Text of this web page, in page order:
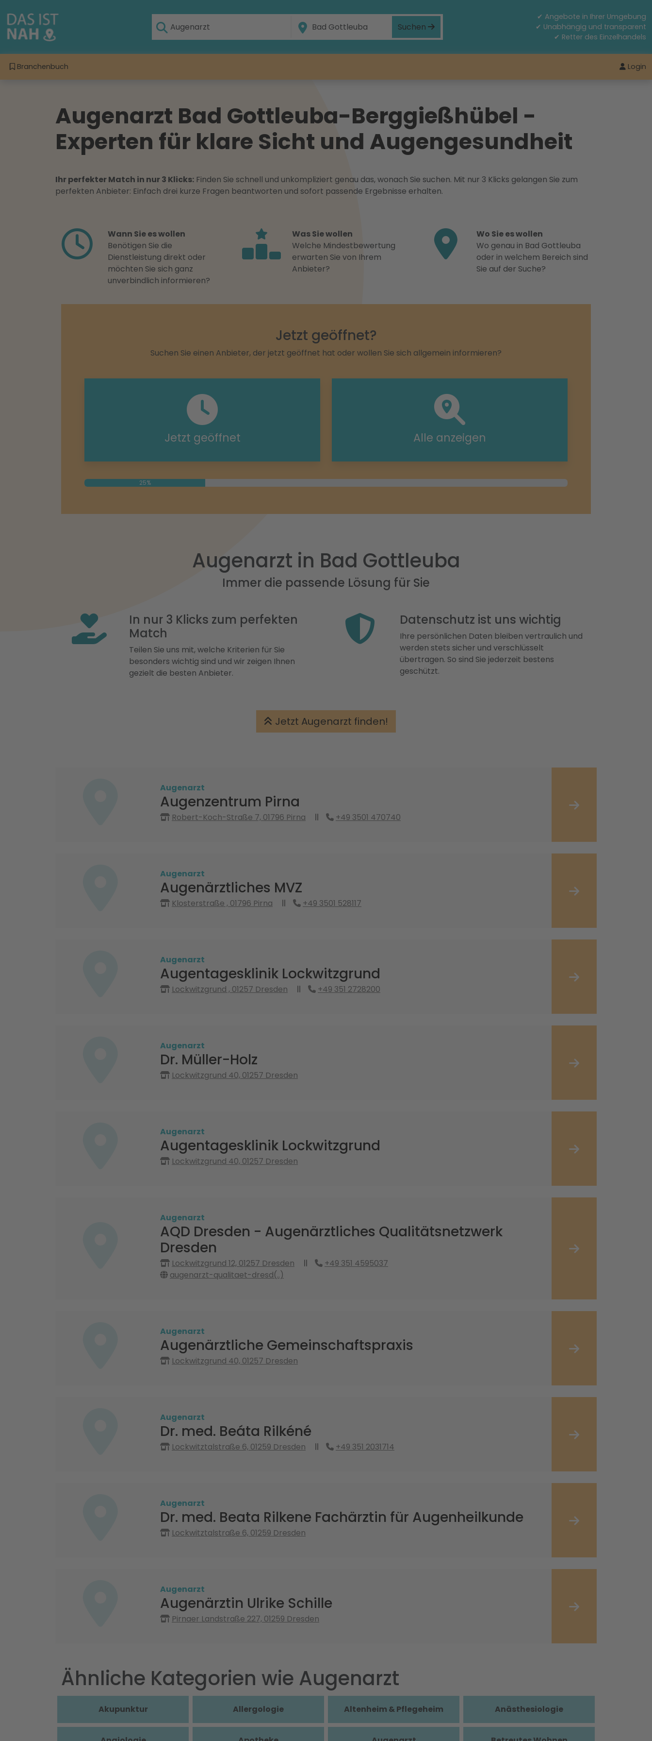
Suchen
✔ Angebote in Ihrer Umgebung
✔ Unabhängig und transparent
✔ Retter des Einzelhandels
Branchenbuch Login
Augenarzt Bad Gottleuba-Berggießhübel -
Experten für klare Sicht und Augengesundheit
Ihr perfekter Match in nur 3 Klicks: Finden Sie schnell und unkompliziert genau das, wonach Sie suchen. Mit nur 3 Klicks gelangen Sie zum
perfekten Anbieter: Einfach drei kurze Fragen beantworten und sofort passende Ergebnisse erhalten.
Wann Sie es wollen
Benötigen Sie die
Dienstleistung direkt oder
möchten Sie sich ganz
unverbindlich informieren?
Was Sie wollen
Welche Mindestbewertung
erwarten Sie von Ihrem
Anbieter?
Wo Sie es wollen
Wo genau in Bad Gottleuba
oder in welchem Bereich sind
Sie auf der Suche?
Jetzt geöffnet?
Suchen Sie einen Anbieter, der jetzt geöffnet hat oder wollen Sie sich allgemein informieren?
Jetzt geöffnet Alle anzeigen
25%
Augenarzt in Bad Gottleuba
Immer die passende Lösung für Sie
In nur 3 Klicks zum perfekten
Match
Teilen Sie uns mit, welche Kriterien für Sie
besonders wichtig sind und wir zeigen Ihnen
gezielt die besten Anbieter.
Datenschutz ist uns wichtig
Ihre persönlichen Daten bleiben vertraulich und
werden stets sicher und verschlüsselt
übertragen. So sind Sie jederzeit bestens
geschützt.
Jetzt Augenarzt finden!
Augenarzt
Augenzentrum Pirna
Robert-Koch-Straße 7, 01796 Pirna +49 3501 470740
Augenarzt
Augenärztliches MVZ
Klosterstraße , 01796 Pirna +49 3501 528117
Augenarzt
Augentagesklinik Lockwitzgrund
Lockwitzgrund , 01257 Dresden +49 351 2728200
Augenarzt
Dr. Müller-Holz
Lockwitzgrund 40, 01257 Dresden
Augenarzt
Augentagesklinik Lockwitzgrund
Lockwitzgrund 40, 01257 Dresden
Augenarzt
AQD Dresden - Augenärztliches Qualitätsnetzwerk
Dresden
Lockwitzgrund 12, 01257 Dresden
+49 351 4595037
augenarzt-qualitaet-dresd(..)
Augenarzt
Augenärztliche Gemeinschaftspraxis
Lockwitzgrund 40, 01257 Dresden
Augenarzt
Dr. med. Beáta Rilkéné
Lockwitztalstraße 6, 01259 Dresden +49 351 2031714
Augenarzt
Dr. med. Beata Rilkene Fachärztin für Augenheilkunde
Lockwitztalstraße 6, 01259 Dresden
Augenarzt
Augenärztin Ulrike Schille
Pirnaer Landstraße 227, 01259 Dresden
Ähnliche Kategorien wie Augenarzt
Akupunktur Allergologie Altenheim & Pflegeheim Anästhesiologie